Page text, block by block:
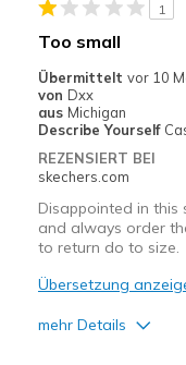
Nachteile
Wear Out Quickly
Geeignete
Casual Wear
Going Out
1
Too small
Übermittelt vor 10
von Dxx
aus Michigan
Describe Yourself
REZENSIERT BEI
skechers.com
Disappointed in this
and always order
to return do to size.
Übersetzung
mehr Details